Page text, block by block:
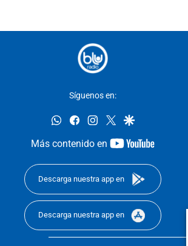
Síguenos en:
whatsappfacebookinstagram
twittergoogle
Más contenido en
youtube-
Descarga nuestra app en
Descarga nuestra app en